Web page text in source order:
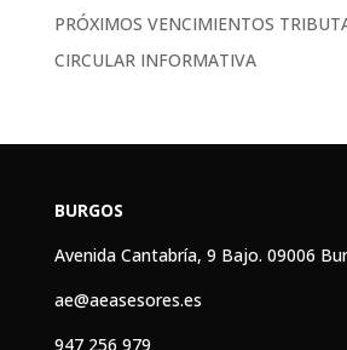
PRÓXIMOS VENCIMIENTOS
CIRCULAR INFORMATIVA
BURGOS
Avenida Cantabría, 9 Bajo. 09006
ae@aeasesores.es
947 256 979